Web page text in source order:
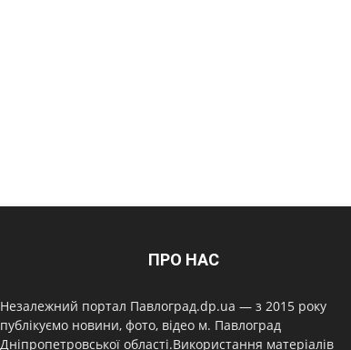
ПРО НАС
Незалежний портал Павлоград.dp.ua — з 2015 року
публікуємо новини, фото, відео м. Павлоград
Дніпропетровської області.Використання матеріалів